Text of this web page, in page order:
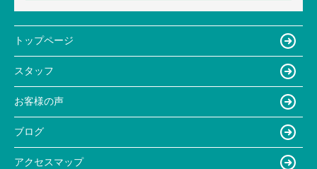
トップページ
スタッフ
お客様の声
ブログ
アクセスマップ